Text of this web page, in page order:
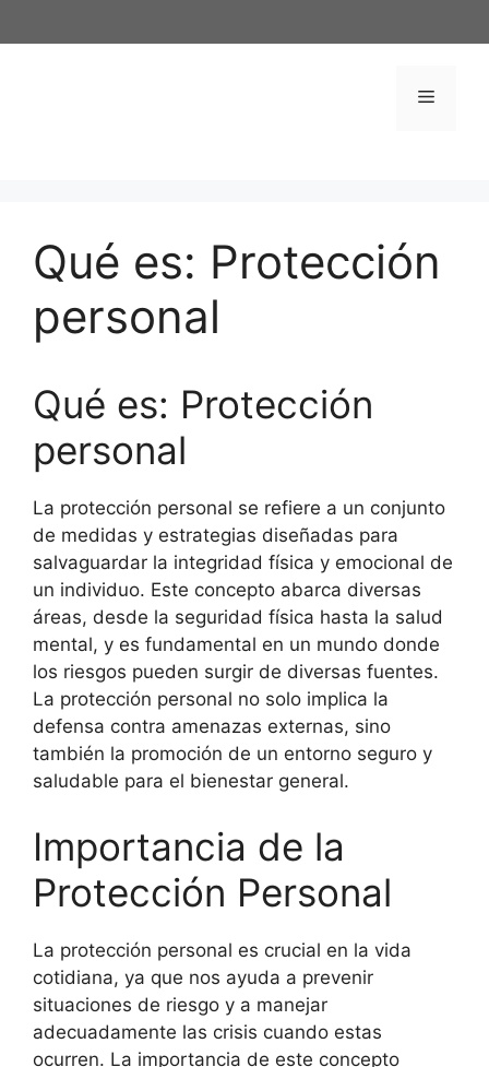
al
Menú
Qué es: Protección
personal
Qué es: Protección
personal
La protección personal se refiere a un conjunto
de medidas y estrategias diseñadas para
salvaguardar la integridad física y emocional de
un individuo. Este concepto abarca diversas
áreas, desde la seguridad física hasta la salud
mental, y es fundamental en un mundo donde
los riesgos pueden surgir de diversas fuentes.
La protección personal no solo implica la
defensa contra amenazas externas, sino
también la promoción de un entorno seguro y
saludable para el bienestar general.
Importancia de la
Protección Personal
La protección personal es crucial en la vida
cotidiana, ya que nos ayuda a prevenir
situaciones de riesgo y a manejar
adecuadamente las crisis cuando estas
ocurren. La importancia de este concepto